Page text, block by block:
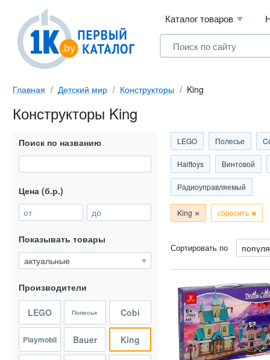
Каталог товаров
Главная Детский мир Конструкторы King
Конструкторы King
LEGO Полесье
Halftoys Винтовой
Радиоуправляемый
King сбросить
Сортировать по
Поиск по названию
Цена (б.р.)
от
до
Показывать товары
Производители
LEGO Полесье Cobi
Playmobil Bauer King